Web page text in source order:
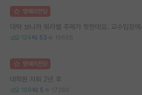
명예의전당
대략 보니까 워라밸 주제가 핫한데요. 교수입장에
124 53 19666
명예의전당
대학원 자퇴 2년 후
109 5 17260